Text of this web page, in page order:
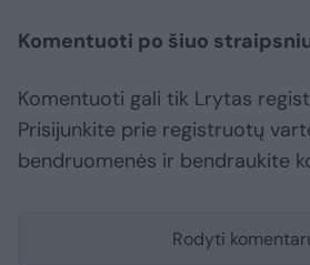
Komentuoti po šiuo
Komentuoti gali tik Lrytas
Prisijunkite prie registruotų
bendruomenės ir bendraukite
Rodyti